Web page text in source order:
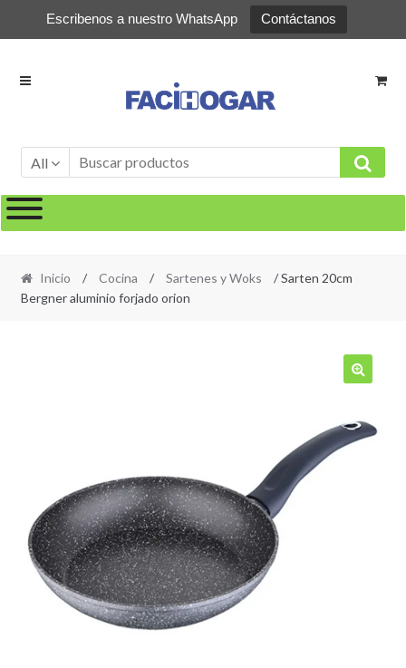
Escribenos a nuestro WhatsApp Contáctanos
Ir
Ir
All
Inicio / Cocina / Sartenes y Woks
/ Sarten 20cm
Bergner aluminio forjado orion